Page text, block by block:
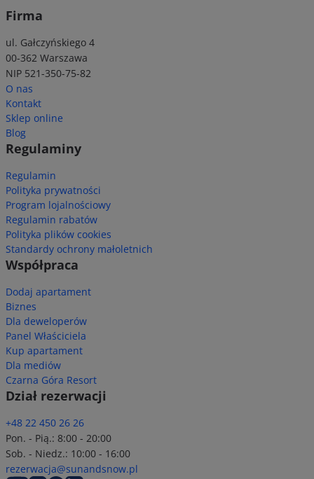
Firma
ul. Gałczyńskiego 4
00-362 Warszawa
NIP 521-350-75-82
O nas
Kontakt
Sklep online
Blog
Regulaminy
Regulamin
Polityka prywatności
Program lojalnościowy
Regulamin rabatów
Polityka plików cookies
Standardy ochrony małoletnich
Współpraca
Dodaj apartament
Biznes
Dla deweloperów
Panel Właściciela
Kup apartament
Dla mediów
Czarna Góra Resort
Dział rezerwacji
+48 22 450 26 26
Pon. - Pią.: 8:00 - 20:00
Sob. - Niedz.: 10:00 - 16:00
rezerwacja@sunandsnow.pl